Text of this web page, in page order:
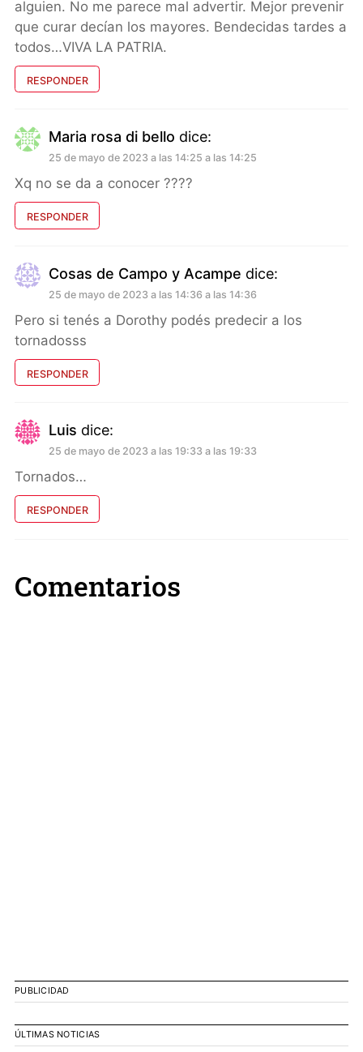
alguien. No me parece mal advertir. Mejor prevenir
que curar decían los mayores. Bendecidas tardes a
todos…VIVA LA PATRIA.
RESPONDER
Maria rosa di bello dice:
25 de mayo de 2023 a las 14:25 a las 14:25
Xq no se da a conocer ????
RESPONDER
Cosas de Campo y Acampe dice:
25 de mayo de 2023 a las 14:36 a las 14:36
Pero si tenés a Dorothy podés predecir a los
tornadosss
RESPONDER
Luis dice:
25 de mayo de 2023 a las 19:33 a las 19:33
Tornados…
RESPONDER
Comentarios
PUBLICIDAD
ÚLTIMAS NOTICIAS